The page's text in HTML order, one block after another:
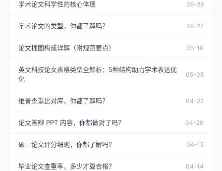
学术论文科学性的核心体现 05-29
学术论文的类型，你都了解吗？ 05-27
论文插图构成详解（附规范要点） 05-10
英文科技论文表格类型全解析：5种结构助力学术表达优
化
05-08
维普查重比对库，你都了解吗？ 04-22
论文答辩 PPT 内容，你都做对了吗？ 04-20
硕士论文评分细则，你都了解吗？ 04-15
毕业论文查重率，多少才算合格？ 04-14